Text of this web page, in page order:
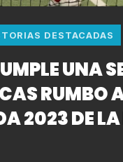
DESTACADAS
UNA
RUMBO
2023 DE